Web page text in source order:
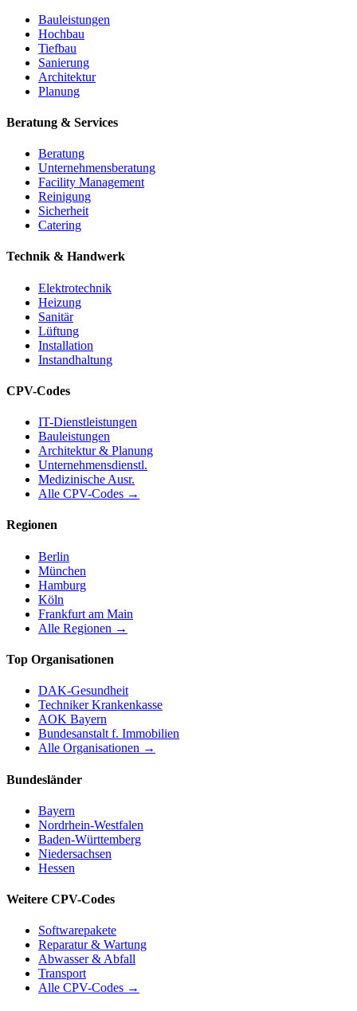
Bauleistungen
Hochbau
Tiefbau
Sanierung
Architektur
Planung
Beratung & Services
Beratung
Unternehmensberatung
Facility Management
Reinigung
Sicherheit
Catering
Technik & Handwerk
Elektrotechnik
Heizung
Sanitär
Lüftung
Installation
Instandhaltung
CPV-Codes
IT-Dienstleistungen
Bauleistungen
Architektur & Planung
Unternehmensdienstl.
Medizinische Ausr.
Alle CPV-Codes →
Regionen
Berlin
München
Hamburg
Köln
Frankfurt am Main
Alle Regionen →
Top Organisationen
DAK-Gesundheit
Techniker Krankenkasse
AOK Bayern
Bundesanstalt f. Immobilien
Alle Organisationen →
Bundesländer
Bayern
Nordrhein-Westfalen
Baden-Württemberg
Niedersachsen
Hessen
Weitere CPV-Codes
Softwarepakete
Reparatur & Wartung
Abwasser & Abfall
Transport
Alle CPV-Codes →